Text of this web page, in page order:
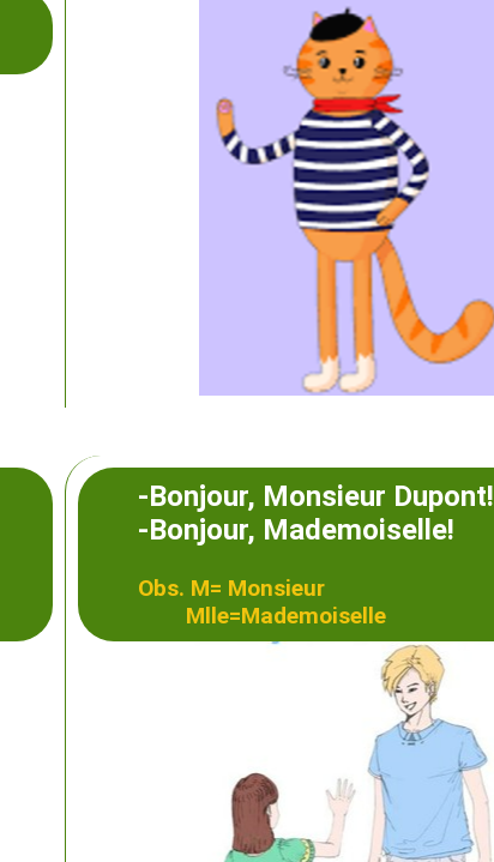
-Bonjour, Monsieur Dupont!
-Bonjour, Mademoiselle!
Obs. M= Monsieur
Mlle=Mademoiselle